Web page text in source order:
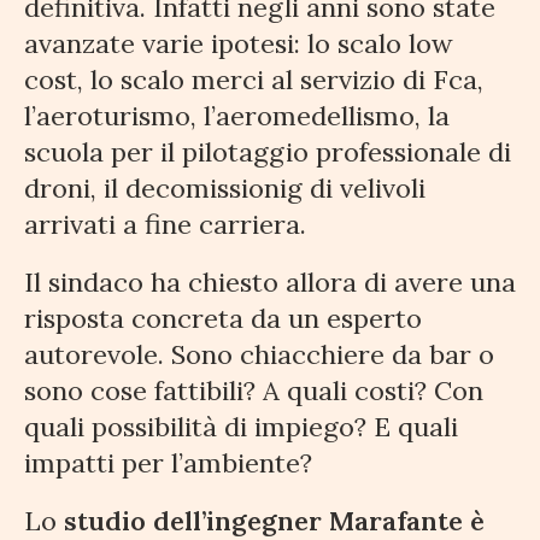
definitiva. Infatti negli anni sono state
avanzate varie ipotesi: lo scalo low
cost, lo scalo merci al servizio di Fca,
l’aeroturismo, l’aeromedellismo, la
scuola per il pilotaggio professionale di
droni, il decomissionig di velivoli
arrivati a fine carriera.
Il sindaco ha chiesto allora di avere una
risposta concreta da un esperto
autorevole. Sono chiacchiere da bar o
sono cose fattibili? A quali costi? Con
quali possibilità di impiego? E quali
impatti per l’ambiente?
Lo studio dell’ingegner Marafante è